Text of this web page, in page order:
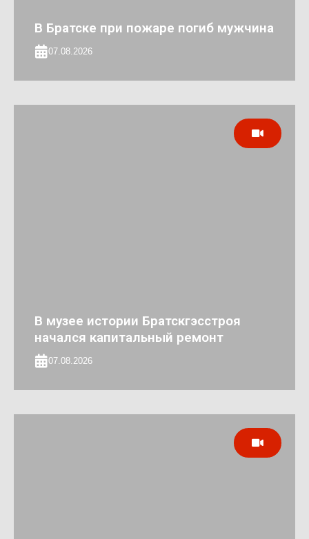
В Братске при пожаре погиб мужчина
07.08.2026
В музее истории Братскгэсстроя
начался капитальный ремонт
07.08.2026